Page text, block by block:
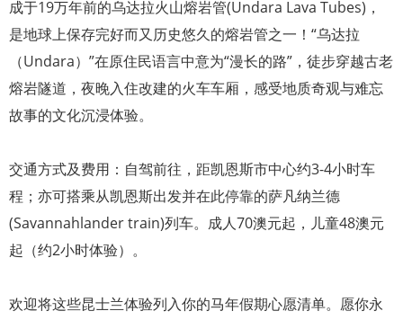
成于19万年前的乌达拉火山熔岩管(Undara Lava Tubes)，
是地球上保存完好而又历史悠久的熔岩管之一！“乌达拉
（Undara）”在原住民语言中意为“漫长的路”，徒步穿越古老
熔岩隧道，夜晚入住改建的火车车厢，感受地质奇观与难忘
故事的文化沉浸体验。
交通方式及费用：自驾前往，距凯恩斯市中心约3-4小时车
程；亦可搭乘从凯恩斯出发并在此停靠的萨凡纳兰德
(Savannahlander train)列车。成人70澳元起，儿童48澳元
起（约2小时体验）。
欢迎将这些昆士兰体验列入你的马年假期心愿清单。愿你永